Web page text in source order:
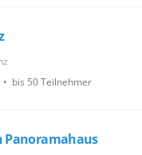
bis 50 Teilnehmer
Panoramahaus